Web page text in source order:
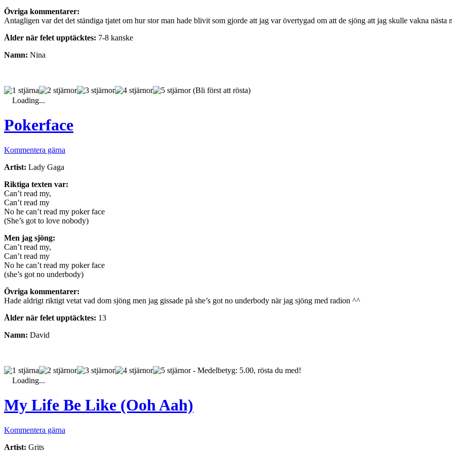
Övriga kommentarer:
Antagligen var det det ständiga tjatet om hur stor man hade blivit som gjorde att jag var övertygad om att de sjöng att jag skulle vakna
Ålder när felet upptäcktes: 7-8 kanske
Namn: Nina
(Bli först att rösta)
Loading...
Pokerface
Kommentera gärna
Artist: Lady Gaga
Riktiga texten var:
Can’t read my,
Can’t read my
No he can’t read my poker face
(She’s got to love nobody)
Men jag sjöng:
Can’t read my,
Can’t read my
No he can’t read my poker face
(she’s got no underbody)
Övriga kommentarer:
Hade aldrigt riktigt vetat vad dom sjöng men jag gissade på she’s got no underbody när jag sjöng med radion ^^
Ålder när felet upptäcktes: 13
Namn: David
- Medelbetyg: 5.00, rösta du med!
Loading...
My Life Be Like (Ooh Aah)
Kommentera gärna
Artist: Grits